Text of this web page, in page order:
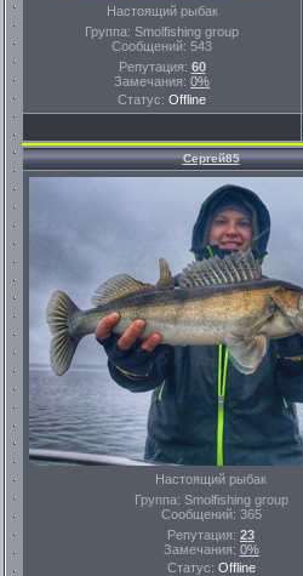
Настоящий рыбак
Группа: Smolfishing group
Сообщений: 543
Репутация: 60
Замечания: 0%
Статус: Offline
Сергей85
Настоящий рыбак
Группа: Smolfishing group
Сообщений: 365
Репутация: 23
Замечания: 0%
Статус: Offline